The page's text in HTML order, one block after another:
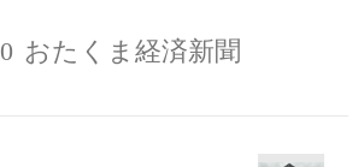
おたくま経済新聞